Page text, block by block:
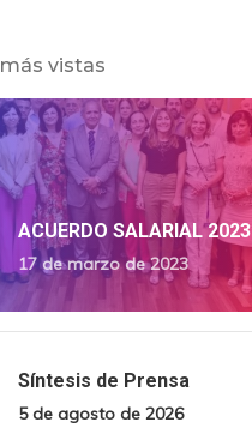
vistas
ACUERDO SALARIAL 2023
17 de marzo de 2023
Síntesis de Prensa
5 de agosto de 2026